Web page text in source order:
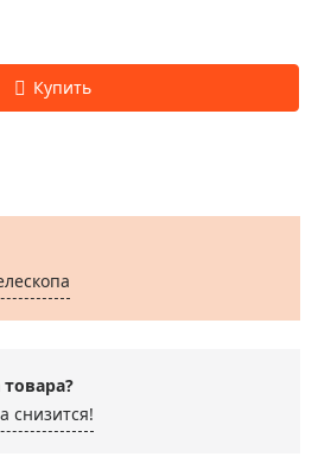
снизится!